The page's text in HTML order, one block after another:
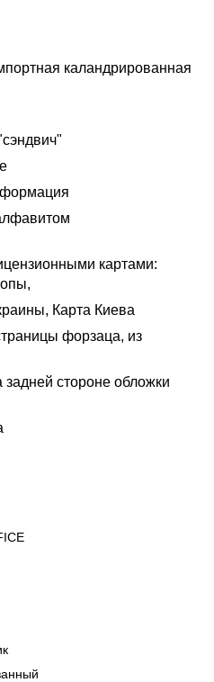
англ.
каландрированная
нитками
"сэндвич"
ляссе
информация
с алфавитом
картами:
Карта Киева
форзаца, из
задней стороне обложки